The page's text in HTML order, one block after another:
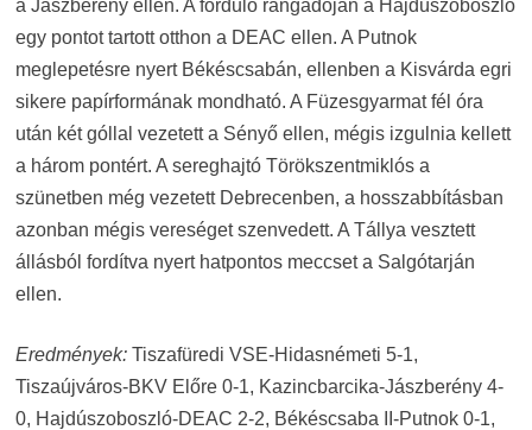
a Jászberény ellen. A forduló rangadóján a Hajdúszoboszló
egy pontot tartott otthon a DEAC ellen. A Putnok
meglepetésre nyert Békéscsabán, ellenben a Kisvárda egri
sikere papírformának mondható. A Füzesgyarmat fél óra
után két góllal vezetett a Sényő ellen, mégis izgulnia kellett
a három pontért. A sereghajtó Törökszentmiklós a
szünetben még vezetett Debrecenben, a hosszabbításban
azonban mégis vereséget szenvedett. A Tállya vesztett
állásból fordítva nyert hatpontos meccset a Salgótarján
ellen.
Eredmények: Tiszafüredi VSE-Hidasnémeti 5-1,
Tiszaújváros-BKV Előre 0-1, Kazincbarcika-Jászberény 4-
0, Hajdúszoboszló-DEAC 2-2, Békéscsaba II-Putnok 0-1,